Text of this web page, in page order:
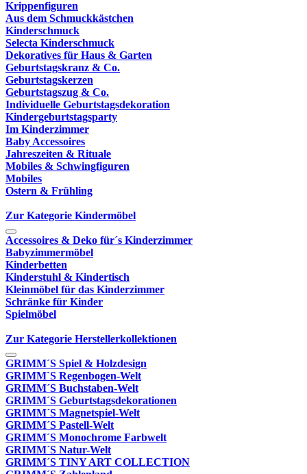
Krippenfiguren
Aus dem Schmuckkästchen
Kinderschmuck
Selecta Kinderschmuck
Dekoratives für Haus & Garten
Geburtstagskranz & Co.
Geburtstagskerzen
Geburtstagszug & Co.
Individuelle Geburtstagsdekoration
Kindergeburtstagsparty
Im Kinderzimmer
Baby Accessoires
Jahreszeiten & Rituale
Mobiles & Schwingfiguren
Mobiles
Ostern & Frühling
Zur Kategorie Kindermöbel
Accessoires & Deko für´s Kinderzimmer
Babyzimmermöbel
Kinderbetten
Kinderstuhl & Kindertisch
Kleinmöbel für das Kinderzimmer
Schränke für Kinder
Spielmöbel
Zur Kategorie Herstellerkollektionen
GRIMM´S Spiel & Holzdesign
GRIMM`S Regenbogen-Welt
GRIMM´S Buchstaben-Welt
GRIMM´S Geburtstagsdekorationen
GRIMM´S Magnetspiel-Welt
GRIMM´S Pastell-Welt
GRIMM´S Monochrome Farbwelt
GRIMM´S Natur-Welt
GRIMM´S TINY ART COLLECTION